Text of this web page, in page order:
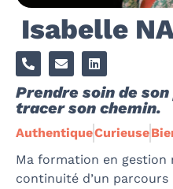
Isabelle
Prendre soin de
tracer son chemin.
AuthentiqueCurieuse
Ma formation en gestion
continuité d’un parcours